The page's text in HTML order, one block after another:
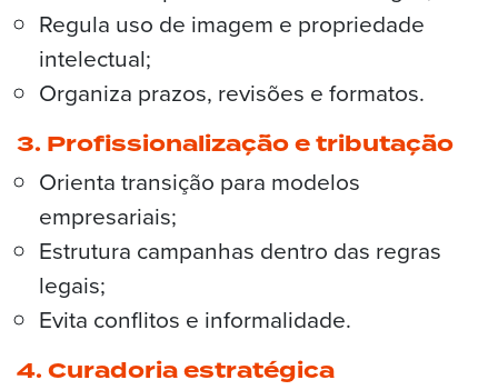
Regula uso de imagem e propriedade
intelectual;
Organiza prazos, revisões e formatos.
3. Profissionalização e tributação
Orienta transição para modelos
empresariais;
Estrutura campanhas dentro das regras
legais;
Evita conflitos e informalidade.
4. Curadoria estratégica